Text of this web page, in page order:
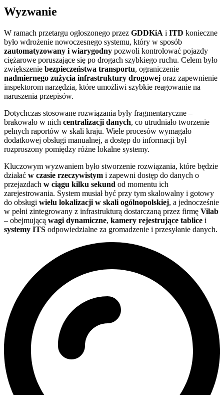
Wyzwanie
W ramach przetargu ogłoszonego przez GDDKiA i ITD konieczne
było wdrożenie nowoczesnego systemu, który w sposób
zautomatyzowany i wiarygodny pozwoli kontrolować pojazdy
ciężarowe poruszające się po drogach szybkiego ruchu. Celem było
zwiększenie bezpieczeństwa transportu, ograniczenie
nadmiernego zużycia infrastruktury drogowej oraz zapewnienie
inspektorom narzędzia, które umożliwi szybkie reagowanie na
naruszenia przepisów.
Dotychczas stosowane rozwiązania były fragmentaryczne –
brakowało w nich centralizacji danych, co utrudniało tworzenie
pełnych raportów w skali kraju. Wiele procesów wymagało
dodatkowej obsługi manualnej, a dostęp do informacji był
rozproszony pomiędzy różne lokalne systemy.
Kluczowym wyzwaniem było stworzenie rozwiązania, które będzie
działać w czasie rzeczywistym i zapewni dostęp do danych o
przejazdach w ciągu kilku sekund od momentu ich
zarejestrowania. System musiał być przy tym skalowalny i gotowy
do obsługi wielu lokalizacji w skali ogólnopolskiej, a jednocześnie
w pełni zintegrowany z infrastrukturą dostarczaną przez firmę Vilab
– obejmującą wagi dynamiczne, kamery rejestrujące tablice i
systemy ITS odpowiedzialne za gromadzenie i przesyłanie danych.